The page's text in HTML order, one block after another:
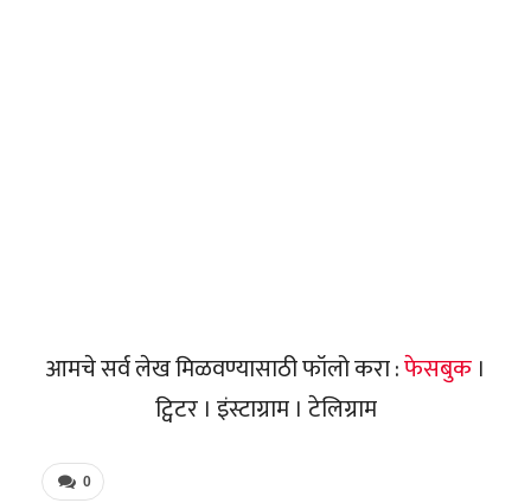
आमचे सर्व लेख मिळवण्यासाठी फॉलो करा :फेसबुक ।
ट्विटर । इंस्टाग्राम । टेलिग्राम
0